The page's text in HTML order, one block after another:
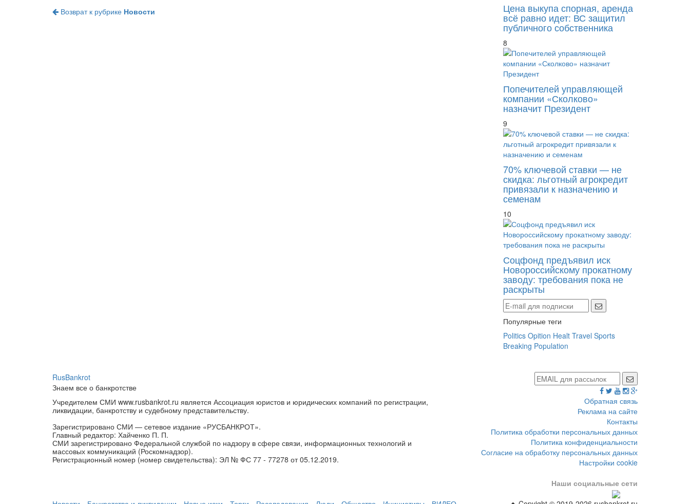
Возврат к рубрике Новости Цена выкупа спорная, аренда
всё равно идет: ВС защитил
публичного собственника
8
Попечителей управляющей
компании «Сколково»
назначит Президент
9
70% ключевой ставки — не
скидка: льготный агрокредит
привязали к назначению и
семенам
10
Соцфонд предъявил иск
Новороссийскому прокатному
заводу: требования пока не
раскрыты
Популярные теги
Politics Opition Healt Travel Sports
Breaking Population
RusBankrot
Знаем все о банкротстве
Учредителем СМИ www.rusbankrot.ru является Ассоциация юристов и юридических компаний по регистрации,
ликвидации, банкротству и судебному представительству.
Зарегистрировано СМИ — сетевое издание «РУСБАНКРОТ».
Главный редактор: Хайченко П. П.
СМИ зарегистрировано Федеральной службой по надзору в сфере связи, информационных технологий и
массовых коммуникаций (Роскомнадзор).
Регистрационный номер (номер свидетельства): ЭЛ № ФС 77 - 77278 от 05.12.2019.
Обратная связь
Реклама на сайте
Контакты
Политика обработки персональных данных
Политика конфиденциальности
Согласие на обработку персональных данных
Настройки cookie
Наши социальные сети